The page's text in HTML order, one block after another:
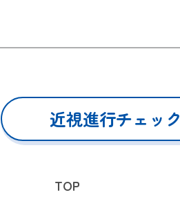
近視進行チェック
TOP